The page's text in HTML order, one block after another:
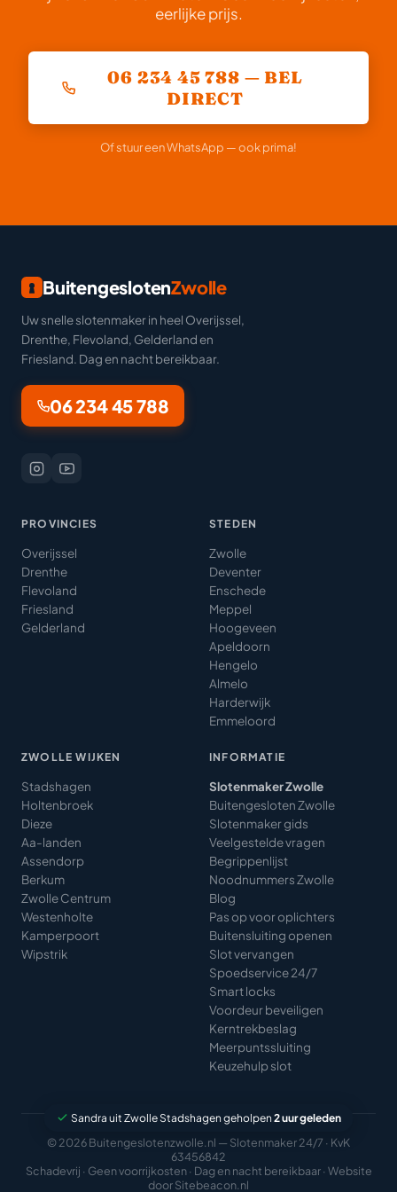
eerlijke prijs.
06 234 45 788 — BEL
DIRECT
Of stuur een WhatsApp — ook prima!
BuitengeslotenZwolle
Uw snelle slotenmaker in heel Overijssel,
Drenthe, Flevoland, Gelderland en
Friesland. Dag en nacht bereikbaar.
06 234 45 788
PROVINCIES
Overijssel
Drenthe
Flevoland
Friesland
Gelderland
STEDEN
Zwolle
Deventer
Enschede
Meppel
Hoogeveen
Apeldoorn
Hengelo
Almelo
Harderwijk
Emmeloord
ZWOLLE WIJKEN
Stadshagen
Holtenbroek
Dieze
Aa-landen
Assendorp
Berkum
Zwolle Centrum
Westenholte
Kamperpoort
Wipstrik
INFORMATIE
Slotenmaker Zwolle
Buitengesloten Zwolle
Slotenmaker gids
Veelgestelde vragen
Begrippenlijst
Noodnummers Zwolle
Blog
Pas op voor oplichters
Buitensluiting openen
Slot vervangen
Spoedservice 24/7
Smart locks
Voordeur beveiligen
Kerntrekbeslag
Meerpuntssluiting
Keuzehulp slot
© 2026 Buitengeslotenzwolle.nl — Slotenmaker 24/7 · KvK
63456842
Schadevrij · Geen voorrijkosten · Dag en nacht bereikbaar · Website
doorSitebeacon.nl
Sandra uit Zwolle Stadshagen geholpen 2 uur geleden